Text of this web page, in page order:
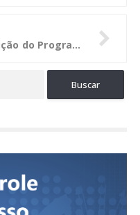
TCE/TO promove décima edição do Programa Agenda Cidadã